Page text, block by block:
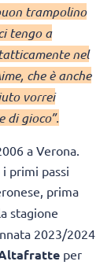
trampolino
tengo a
nel
che è anche
vorrei
di gioco”.
a Verona.
primi passi
prima
stagione
2023/2024
per